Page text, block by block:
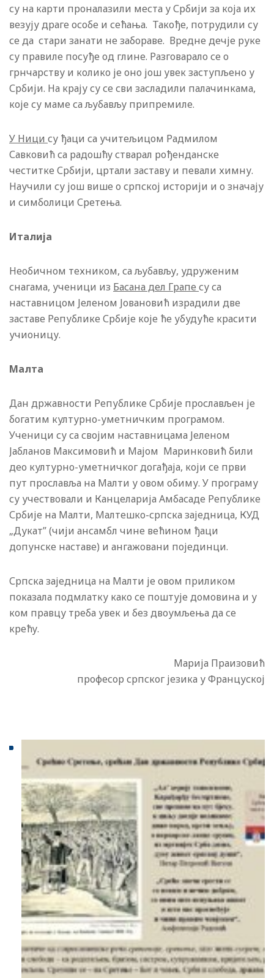
су на карти проналазили места у Србији за која их
везују драге особе и сећања. Такође, потрудили су
се да стари занати не забораве. Вредне дечје руке
су правиле посуђе од глине. Разговарало се о
грнчарству и колико је оно још увек заступљено у
Србији. На крају су се сви засладили палачинкама,
које су маме са љубављу припремиле.
У Ници су ђаци са учитељицом Радмилом
Савковић са радошћу стварал рођенданске
честитке Србији, цртали заставу и певали химну.
Научили су још више о српској историји и о значају
и симболици Сретења.
Италија
Необичном техником, са љубављу, удруженим
снагама, ученици из Басана дел Грапе су са
наставницом Јеленом Јовановић израдили две
заставе Републике Србије које ће убудуће красити
учионицу.
Малта
Дан државности Републике Србије прослављен је
богатим културно-уметничким програмом.
Ученици су са својим наставницама Јеленом
Јабланов Максимовић и Мајом Маринковић били
део културно-уметничког догађаја, који се први
пут прославља на Малти у овом обиму. У програму
су учествовали и Канцеларија Амбасаде Републике
Србије на Малти, Малтешко-српска заједница, КУД
„Дукат” (чији ансамбл чине већином ђаци
допунске наставе) и ангажовани појединци.
Српска заједница на Малти је овом приликом
показала подмлатку како се поштује домовина и у
ком правцу треба увек и без двоумљења да се
крећу.
Марија Праизовић
професор српског језика у Француској